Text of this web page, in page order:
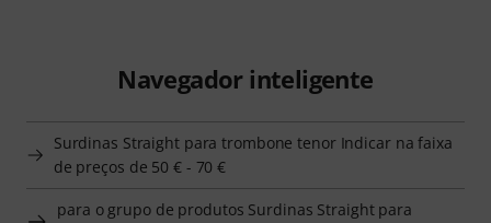
Navegador inteligente
Surdinas Straight para trombone tenor Indicar na faixa
de preços de 50 € - 70 €
para o grupo de produtos Surdinas Straight para